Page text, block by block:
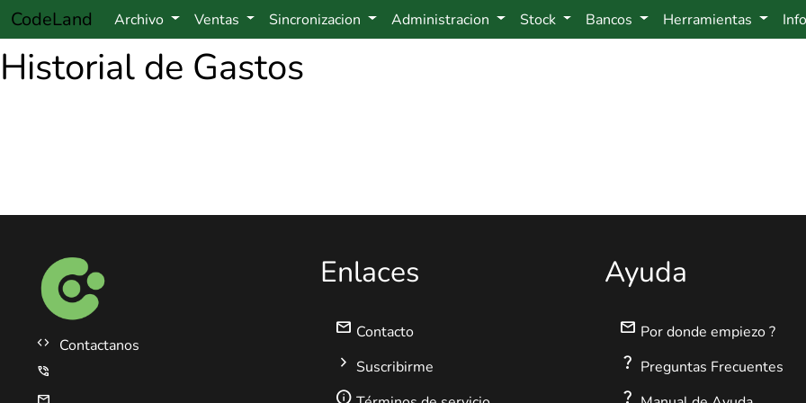
CodeLand Archivo Ventas Sincronizacion Administracion Stock Bancos Herramientas
Historial de Gastos
code Contactanos
phone_in_talk
Enlaces
mail Contacto
chevron_right Suscribirme
info
Ayuda
mail Por donde empiezo ?
question_mark Preguntas Frecuentes
question_mark